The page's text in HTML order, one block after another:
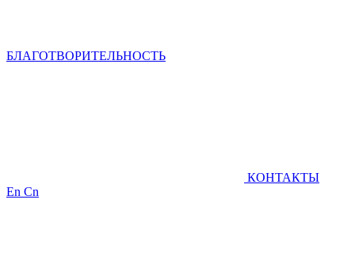
БЛАГОТВОРИТЕЛЬНОСТЬ
КОНТАКТЫ
En Cn